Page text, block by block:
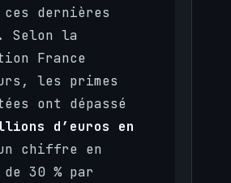
ces dernières
Selon la
France
les primes
ont dépassé
d’euros en
chiffre en
de 30 % par